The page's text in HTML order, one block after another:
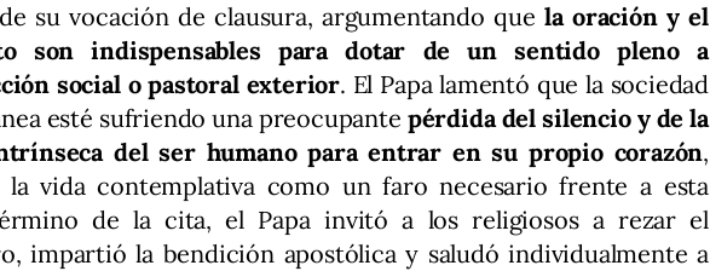
su vocación de clausura, argumentando que la oración y el
son indispensables para dotar de un sentido pleno a
social o pastoral exterior. El Papa lamentó que la sociedad
esté sufriendo una preocupante pérdida del silencio y de la
del ser humano para entrar en su propio corazón,
la vida contemplativa como un faro necesario frente a esta
de la cita, el Papa invitó a los religiosos a rezar el
impartió la bendición apostólica y saludó individualmente a